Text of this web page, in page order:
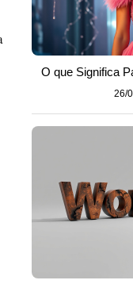
O que Significa
26/